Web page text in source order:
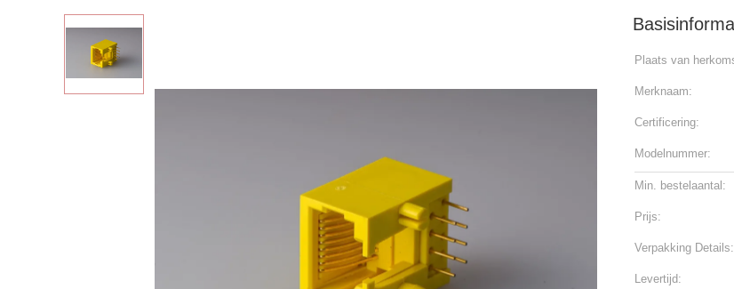
Plaats van
Merknaam:
Certificering:
Modelnummer:
Min. bestelaantal:
Prijs:
Verpakking Details:
Levertijd: